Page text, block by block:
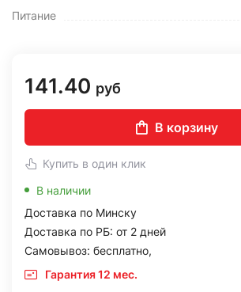
Питание
141.40 руб
В корзину
Купить в один клик
В наличии
Доставка по Минску
Доставка по РБ: от 2 дней
Самовывоз: бесплатно,
Гарантия 12 мес.